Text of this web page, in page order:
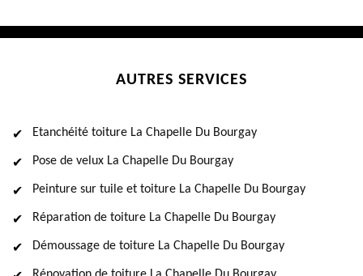
AUTRES SERVICES
Etanchéité toiture La Chapelle Du Bourgay
Pose de velux La Chapelle Du Bourgay
Peinture sur tuile et toiture La Chapelle Du Bourgay
Réparation de toiture La Chapelle Du Bourgay
Démoussage de toiture La Chapelle Du Bourgay